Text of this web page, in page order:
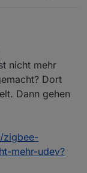
zu bringen,
Thermostate
erscheint im
trotz
"received
werden,
nicht mehr
Dort
Dann gehen
zigbee-
mehr-udev?